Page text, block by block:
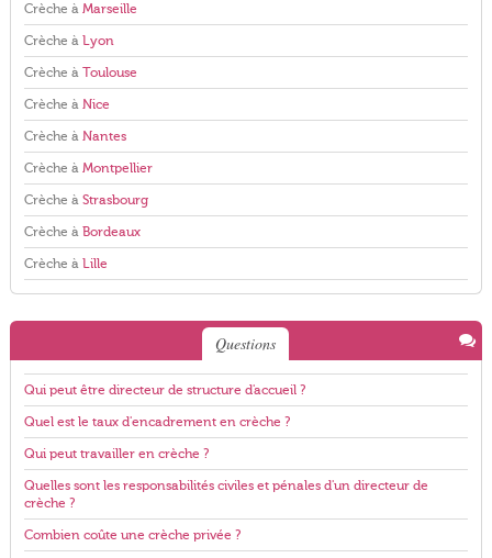
Crèche à Marseille
Crèche à Lyon
Crèche à Toulouse
Crèche à Nice
Crèche à Nantes
Crèche à Montpellier
Crèche à Strasbourg
Crèche à Bordeaux
Crèche à Lille
Questions
Qui peut être directeur de structure d'accueil ?
Quel est le taux d'encadrement en crèche ?
Qui peut travailler en crèche ?
Quelles sont les responsabilités civiles et pénales d'un directeur de
crèche ?
Combien coûte une crèche privée ?